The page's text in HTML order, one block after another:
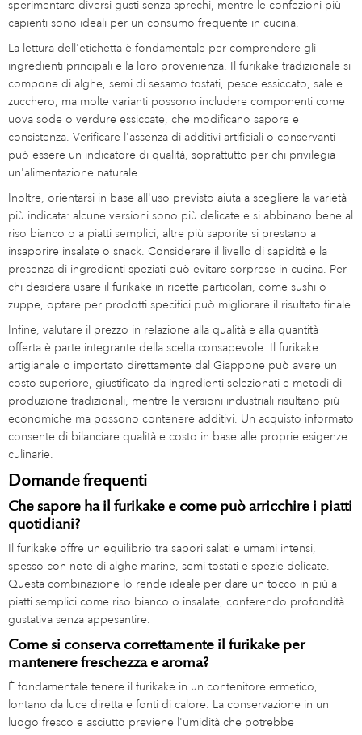
sperimentare diversi gusti senza sprechi, mentre le confezioni più
capienti sono ideali per un consumo frequente in cucina.
La lettura dell'etichetta è fondamentale per comprendere gli
ingredienti principali e la loro provenienza. Il furikake tradizionale si
compone di alghe, semi di sesamo tostati, pesce essiccato, sale e
zucchero, ma molte varianti possono includere componenti come
uova sode o verdure essiccate, che modificano sapore e
consistenza. Verificare l'assenza di additivi artificiali o conservanti
può essere un indicatore di qualità, soprattutto per chi privilegia
un'alimentazione naturale.
Inoltre, orientarsi in base all'uso previsto aiuta a scegliere la varietà
più indicata: alcune versioni sono più delicate e si abbinano bene al
riso bianco o a piatti semplici, altre più saporite si prestano a
insaporire insalate o snack. Considerare il livello di sapidità e la
presenza di ingredienti speziati può evitare sorprese in cucina. Per
chi desidera usare il furikake in ricette particolari, come sushi o
zuppe, optare per prodotti specifici può migliorare il risultato finale.
Infine, valutare il prezzo in relazione alla qualità e alla quantità
offerta è parte integrante della scelta consapevole. Il furikake
artigianale o importato direttamente dal Giappone può avere un
costo superiore, giustificato da ingredienti selezionati e metodi di
produzione tradizionali, mentre le versioni industriali risultano più
economiche ma possono contenere additivi. Un acquisto informato
consente di bilanciare qualità e costo in base alle proprie esigenze
culinarie.
Domande frequenti
Che sapore ha il furikake e come può arricchire i piatti
quotidiani?
Il furikake offre un equilibrio tra sapori salati e umami intensi,
spesso con note di alghe marine, semi tostati e spezie delicate.
Questa combinazione lo rende ideale per dare un tocco in più a
piatti semplici come riso bianco o insalate, conferendo profondità
gustativa senza appesantire.
Come si conserva correttamente il furikake per
mantenere freschezza e aroma?
È fondamentale tenere il furikake in un contenitore ermetico,
lontano da luce diretta e fonti di calore. La conservazione in un
luogo fresco e asciutto previene l'umidità che potrebbe